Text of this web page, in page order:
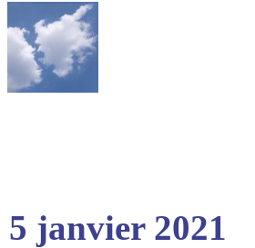
5 janvier 2021